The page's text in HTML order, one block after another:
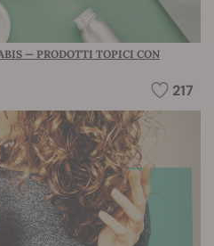
— PRODOTTI TOPICI CON
217